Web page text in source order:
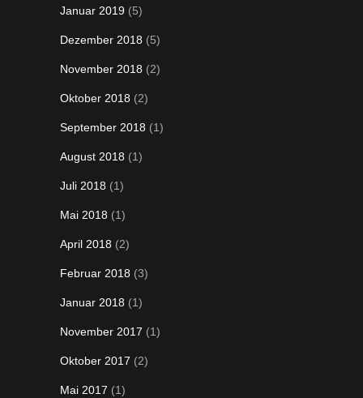
Januar 2019 (5)
Dezember 2018 (5)
November 2018 (2)
Oktober 2018 (2)
September 2018 (1)
August 2018 (1)
Juli 2018 (1)
Mai 2018 (1)
April 2018 (2)
Februar 2018 (3)
Januar 2018 (1)
November 2017 (1)
Oktober 2017 (2)
Mai 2017 (1)